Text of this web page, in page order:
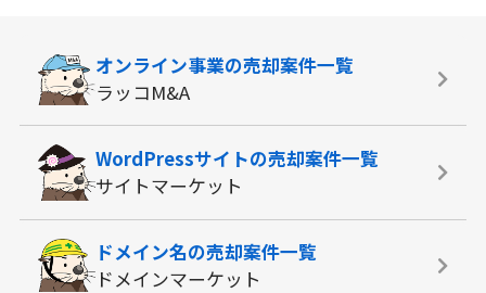
オンライン事業の売却案件一覧
ラッコM&A
WordPressサイトの売却案件一覧
サイトマーケット
ドメイン名の売却案件一覧
ドメインマーケット